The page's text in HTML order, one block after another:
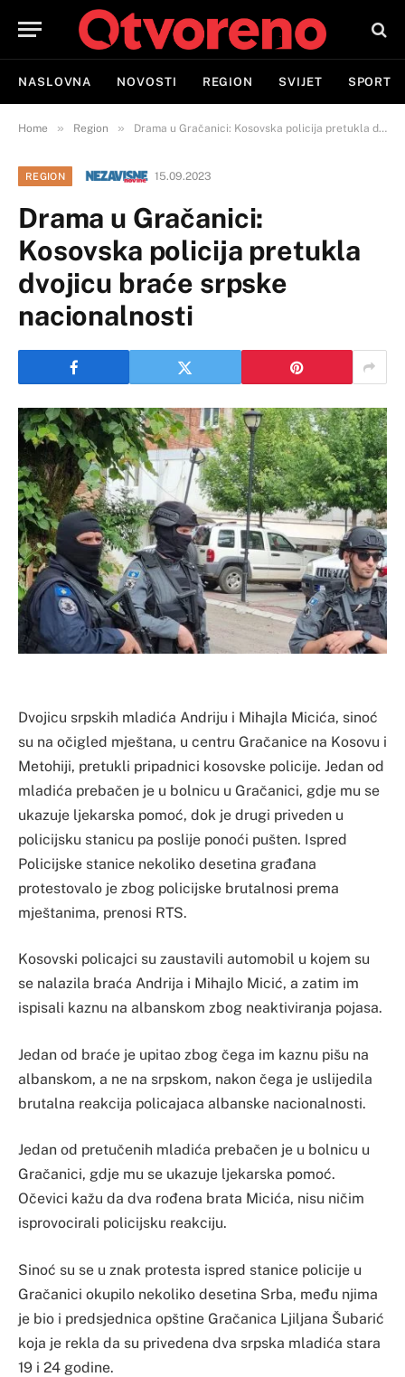
NASLOVNA NOVOSTI REGION SVIJET SPORT
Home » Region » Drama u Gračanici: Kosovska policija pretukla dvojicu braće srpske nacionalnosti
REGION 15.09.2023
Drama u Gračanici:
Kosovska policija pretukla
dvojicu braće srpske
nacionalnosti
Dvojicu srpskih mladića Andriju i Mihajla Micića, sinoć
su na očigled mještana, u centru Gračanice na Kosovu i
Metohiji, pretukli pripadnici kosovske policije. Jedan od
mladića prebačen je u bolnicu u Gračanici, gdje mu se
ukazuje ljekarska pomoć, dok je drugi priveden u
policijsku stanicu pa poslije ponoći pušten. Ispred
Policijske stanice nekoliko desetina građana
protestovalo je zbog policijske brutalnosi prema
mještanima, prenosi RTS.
Kosovski policajci su zaustavili automobil u kojem su
se nalazila braća Andrija i Mihajlo Micić, a zatim im
ispisali kaznu na albanskom zbog neaktiviranja pojasa.
Jedan od braće je upitao zbog čega im kaznu pišu na
albanskom, a ne na srpskom, nakon čega je uslijedila
brutalna reakcija policajaca albanske nacionalnosti.
Jedan od pretučenih mladića prebačen je u bolnicu u
Gračanici, gdje mu se ukazuje ljekarska pomoć.
Očevici kažu da dva rođena brata Micića, nisu ničim
isprovocirali policijsku reakciju.
Sinoć su se u znak protesta ispred stanice policije u
Gračanici okupilo nekoliko desetina Srba, među njima
je bio i predsjednica opštine Gračanica Ljiljana Šubarić
koja je rekla da su privedena dva srpska mladića stara
19 i 24 godine.